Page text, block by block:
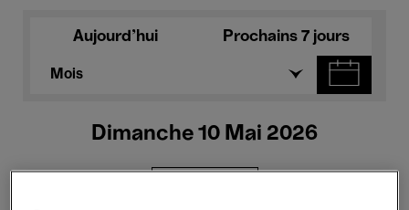
Aujourd'hui Prochains 7 jours
Mois
Dimanche 10 Mai 2026